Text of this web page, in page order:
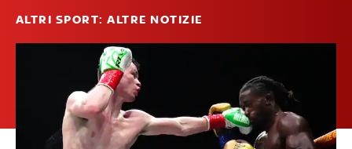
ALTRI SPORT: ALTRE NOTIZIE